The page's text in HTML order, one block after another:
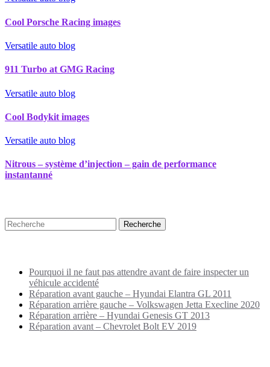
Cool Porsche Racing images
Versatile auto blog
911 Turbo at GMG Racing
Versatile auto blog
Cool Bodykit images
Versatile auto blog
Nitrous – système d’injection – gain de performance
instantanné
Pourquoi il ne faut pas attendre avant de faire inspecter un
véhicule accidenté
Réparation avant gauche – Hyundai Elantra GL 2011
Réparation arrière gauche – Volkswagen Jetta Execline 2020
Réparation arrière – Hyundai Genesis GT 2013
Réparation avant – Chevrolet Bolt EV 2019